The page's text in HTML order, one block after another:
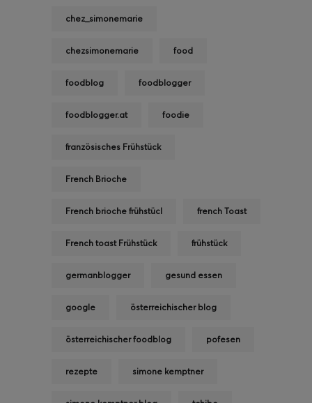
chez_simonemarie
chezsimonemarie food
foodblog foodblogger
foodblogger.at foodie
französisches Frühstück
French Brioche
French brioche frühstücl french Toast
French toast Frühstück frühstück
germanblogger gesund essen
google österreichischer blog
österreichischer foodblog pofesen
rezepte simone kemptner